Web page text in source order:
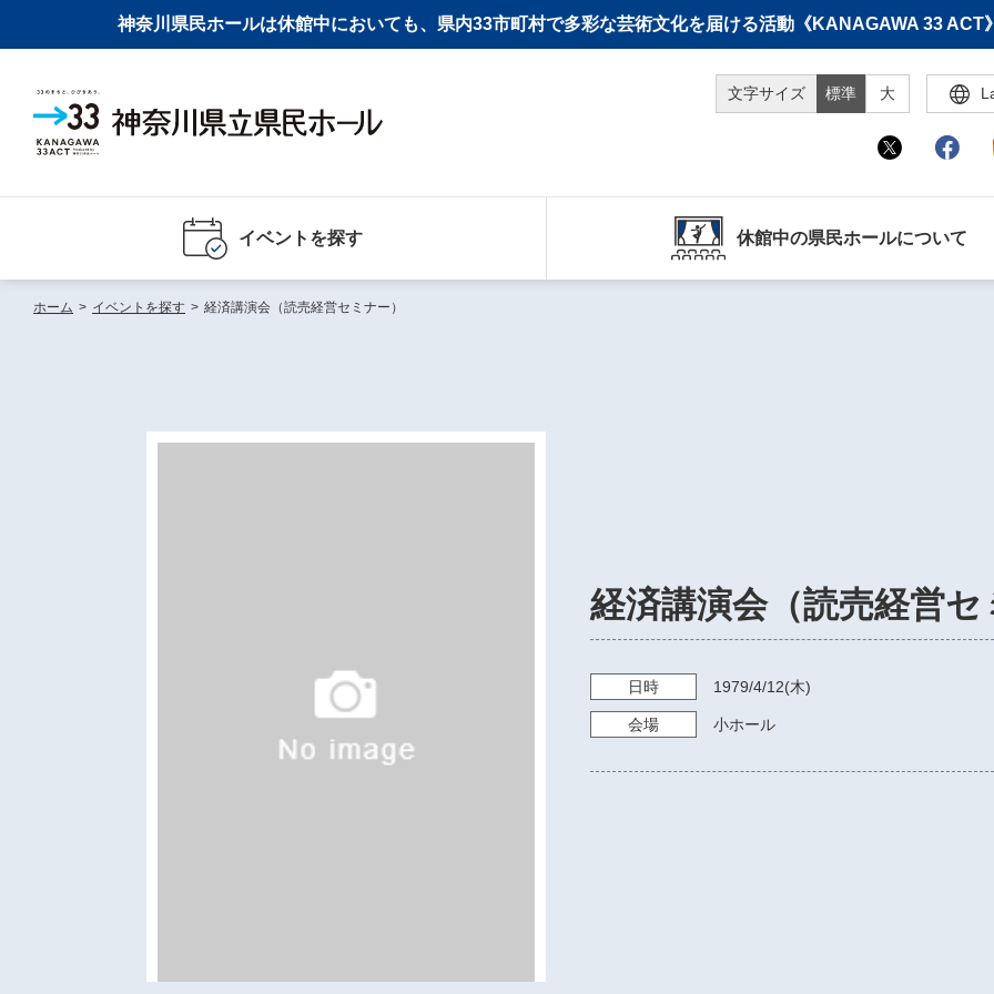
神奈川県民ホールは休館中においても、県内33市町村で多彩な芸術文化を届ける活動《KANAGAWA 33
文字サイズ 標準 大
イベントを探す 休館中の県民ホールについて
ホーム > イベントを探す > 経済講演会（読売経営セミナー）
経済講演会（読売経営セ
日時 1979/4/12(木)
会場 小ホール